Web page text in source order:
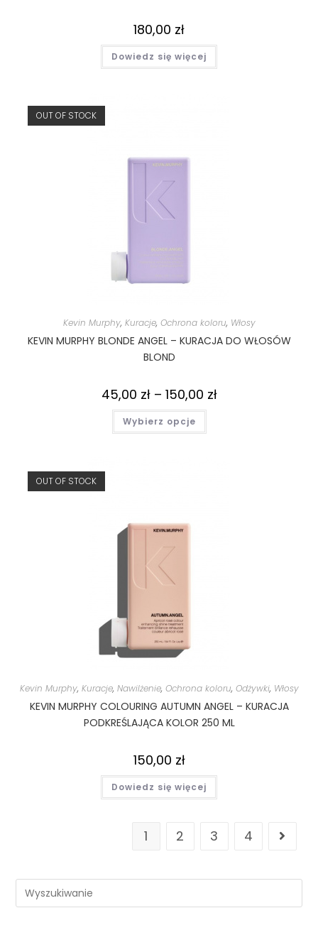
180,00 zł
Dowiedz się więcej
OUT OF STOCK
Kevin Murphy, Kuracje, Ochrona koloru, Włosy
KEVIN MURPHY BLONDE ANGEL – KURACJA DO WŁOSÓW
BLOND
45,00 zł – 150,00 zł
Wybierz opcje
OUT OF STOCK
Kevin Murphy, Kuracje, Nawilżenie, Ochrona koloru, Odżywki, Włosy
KEVIN MURPHY COLOURING AUTUMN ANGEL – KURACJA
PODKREŚLAJĄCA KOLOR 250 ML
150,00 zł
Dowiedz się więcej
1 2 3 4